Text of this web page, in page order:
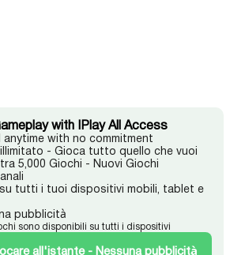
with IPlay All Access
anytime with no commitment
- Gioca tutto quello che vuoi
5,000 Giochi - Nuovi Giochi
tutti i tuoi dispositivi mobili, tablet e
pubblicità
sono disponibili su tutti i dispositivi
all'istante - Nessuna pubblicità